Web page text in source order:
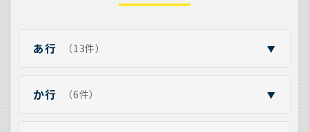
あ行 （13件） ▼
か行 （6件） ▼